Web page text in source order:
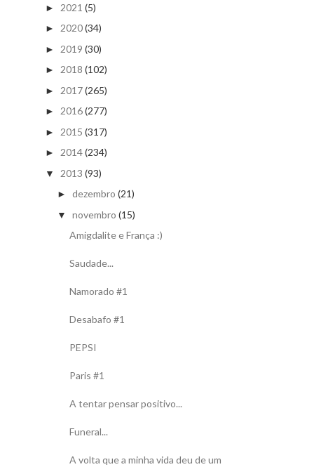
► 2021 (5)
► 2020(34)
► 2019 (30)
► 2018 (102)
► 2017(265)
► 2016(277)
► 2015 (317)
► 2014(234)
▼ 2013 (93)
► dezembro (21)
▼ novembro (15)
Amigdalite e França :)
Saudade...
Namorado #1
Desabafo #1
PEPSI
Paris #1
A tentar pensar positivo...
Funeral...
A volta que a minha vida deu de um